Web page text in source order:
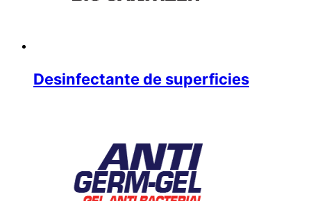
Desinfectante de superficies